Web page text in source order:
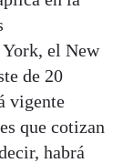
el New
de 20
vigente
que cotizan
habrá